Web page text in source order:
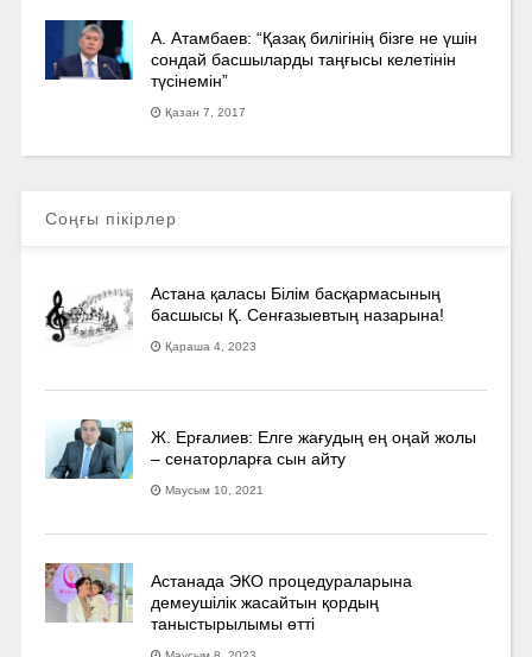
А. Атамбаев: “Қазақ билігінің бізге не үшін
сондай басшыларды таңғысы келетінін
түсінемін”
Қазан 7, 2017
Соңғы пікірлер
Астана қаласы Білім басқармасының
басшысы Қ. Сенғазыевтың назарына!
Қараша 4, 2023
Ж. Ерғалиев: Елге жағудың ең оңай жолы
– сенаторларға сын айту
Маусым 10, 2021
Астанада ЭКО процедураларына
демеушілік жасайтын қордың
таныстырылымы өтті